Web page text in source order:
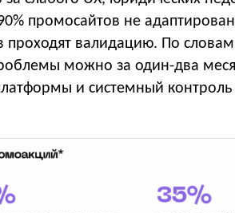
промосайтов не
валидацию. По словам
можно за один-два
и системный контроль